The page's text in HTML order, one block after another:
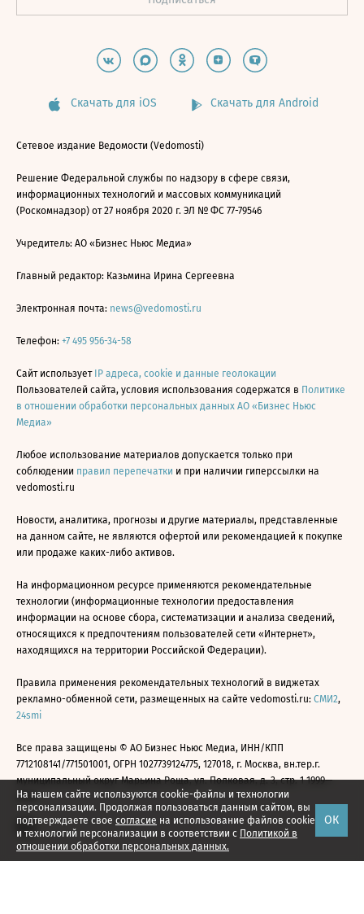
На нашем сайте используются cookie-файлы и технологии
персонализации. Продолжая пользоваться данным сайтом, вы
подтверждаете свое согласие на использование файлов cookie
и технологий персонализации в соответствии с Политикой в
отношении обработки персональных данных.
ОК
Скачать для iOS Скачать для Android
Сетевое издание Ведомости (Vedomosti)
Решение Федеральной службы по надзору в сфере связи,
информационных технологий и массовых коммуникаций
(Роскомнадзор) от 27 ноября 2020 г. ЭЛ № ФС 77-79546
Учредитель: АО «Бизнес Ньюс Медиа»
Главный редактор: Казьмина Ирина Сергеевна
Электронная почта: news@vedomosti.ru
Телефон: +7 495 956-34-58
Сайт использует IP адреса, cookie и данные геолокации
Пользователей сайта, условия использования содержатся в Политике
в отношении обработки персональных данных АО «Бизнес Ньюс
Медиа»
Любое использование материалов допускается только при
соблюдении правил перепечатки и при наличии гиперссылки на
vedomosti.ru
Новости, аналитика, прогнозы и другие материалы, представленные
на данном сайте, не являются офертой или рекомендацией к покупке
или продаже каких-либо активов.
На информационном ресурсе применяются рекомендательные
технологии (информационные технологии предоставления
информации на основе сбора, систематизации и анализа сведений,
относящихся к предпочтениям пользователей сети «Интернет»,
находящихся на территории Российской Федерации).
Правила применения рекомендательных технологий в виджетах
рекламно-обменной сети, размещенных на сайте vedomosti.ru: СМИ2,
24smi
Все права защищены © АО Бизнес Ньюс Медиа, ИНН/КПП
7712108141/771501001, ОГРН 1027739124775, 127018, г. Москва, вн.тер.г.
муниципальный округ Марьина Роща, ул. Полковая, д. 3, стр. 1 1999—
2026